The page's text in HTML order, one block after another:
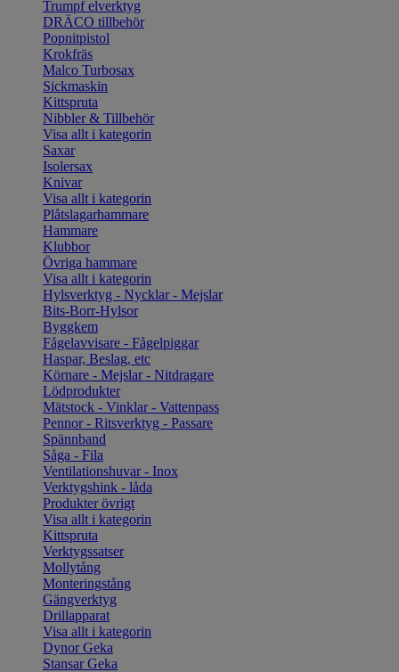
Trumpf elverktyg
DRÄCO tillbehör
Popnitpistol
Krokfräs
Malco Turbosax
Sickmaskin
Kittspruta
Nibbler & Tillbehör
Visa allt i kategorin
Saxar
Isolersax
Knivar
Visa allt i kategorin
Plåtslagarhammare
Hammare
Klubbor
Övriga hammare
Visa allt i kategorin
Hylsverktyg - Nycklar - Mejslar
Bits-Borr-Hylsor
Byggkem
Fågelavvisare - Fågelpiggar
Haspar, Beslag, etc
Körnare - Mejslar - Nitdragare
Lödprodukter
Mätstock - Vinklar - Vattenpass
Pennor - Ritsverktyg - Passare
Spännband
Såga - Fila
Ventilationshuvar - Inox
Verktygshink - låda
Produkter övrigt
Visa allt i kategorin
Kittspruta
Verktygssatser
Mollytång
Monteringstång
Gängverktyg
Drillapparat
Visa allt i kategorin
Dynor Geka
Stansar Geka